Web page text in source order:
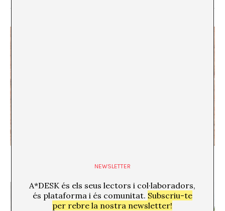
Sergio Beltrán García
NEWSLETTER
A*DESK és els seus lectors i col·laboradors,
és plataforma i és comunitat. Subscriu-te
per rebre la nostra newsletter!